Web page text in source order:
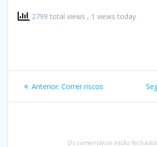
2799 total views , 1 views today
Navegação
de
Anterior: Post
Correr riscos
Os comentários estão